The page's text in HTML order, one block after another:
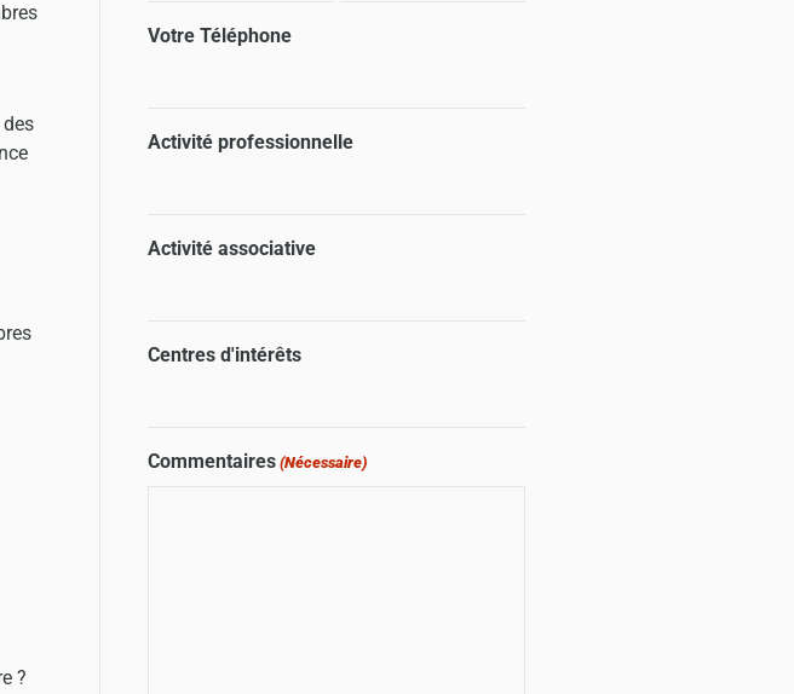
?
Votre Téléphone
Activité professionnelle
Activité associative
Centres d'intérêts
Commentaires (Nécessaire)